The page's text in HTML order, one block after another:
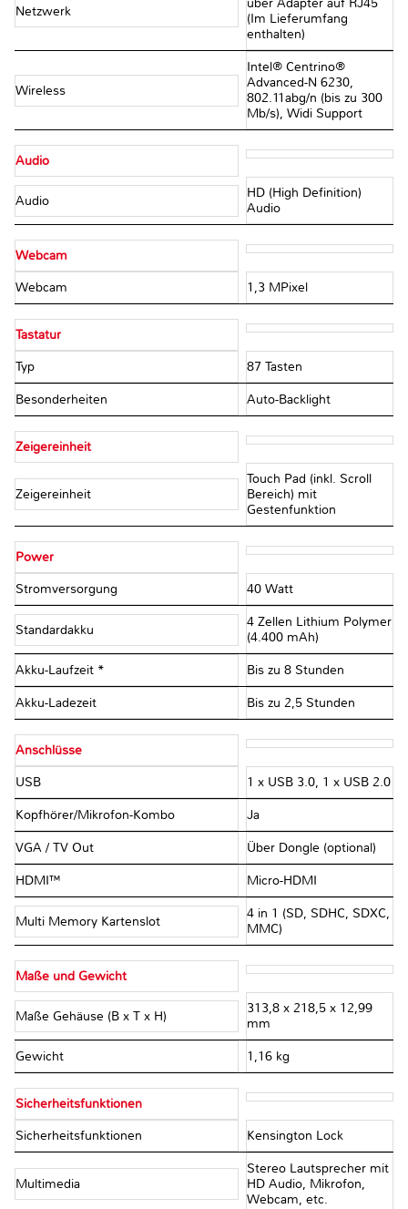
Netzwerk
über Adapter auf RJ45
(Im Lieferumfang
enthalten)
Wireless
Intel® Centrino®
Advanced-N 6230,
802.11abg/n (bis zu 300
Mb/s), Widi Support
Audio
Audio
HD (High Definition)
Audio
Webcam
Webcam 1,3 MPixel
Tastatur
Typ 87 Tasten
Besonderheiten Auto-Backlight
Zeigereinheit
Zeigereinheit
Touch Pad (inkl. Scroll
Bereich) mit
Gestenfunktion
Power
Stromversorgung 40 Watt
Standardakku
4 Zellen Lithium Polymer
(4.400 mAh)
Akku-Laufzeit * Bis zu 8 Stunden
Akku-Ladezeit Bis zu 2,5 Stunden
Anschlüsse
USB 1 x USB 3.0, 1 x USB 2.0
Kopfhörer/Mikrofon-Kombo Ja
VGA / TV Out Über Dongle (optional)
HDMI™ Micro-HDMI
Multi Memory Kartenslot
4 in 1 (SD, SDHC, SDXC,
MMC)
Maße und Gewicht
Maße Gehäuse (B x T x H)
313,8 x 218,5 x 12,99
mm
Gewicht 1,16 kg
Sicherheitsfunktionen
Sicherheitsfunktionen Kensington Lock
Multimedia
Stereo Lautsprecher mit
HD Audio, Mikrofon,
Webcam, etc.